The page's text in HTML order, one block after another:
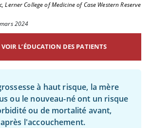
Lerner College of Medicine of Case Western Reserve
2024
VOIR L’ÉDUCATION DES PATIENTS
à haut risque, la mère
ou le nouveau-né ont un risque
ou de mortalité avant,
l'accouchement.